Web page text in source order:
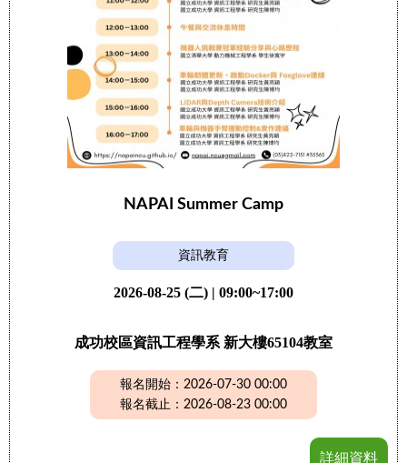
NAPAI Summer Camp
資訊教育
2026-08-25 (二) | 09:00~17:00
成功校區資訊工程學系 新大樓65104教室
報名開始：2026-07-30 00:00
報名截止：2026-08-23 00:00
詳細資料